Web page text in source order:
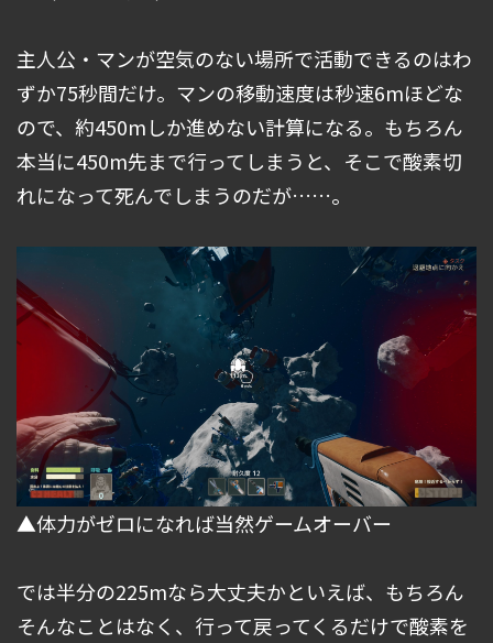
主人公・マンが空気のない場所で活動できるのはわ
ずか75秒間だけ。マンの移動速度は秒速6mほどな
ので、約450mしか進めない計算になる。もちろん
本当に450m先まで行ってしまうと、そこで酸素切
れになって死んでしまうのだが……。
▲体力がゼロになれば当然ゲームオーバー
では半分の225mなら大丈夫かといえば、もちろん
そんなことはなく、行って戻ってくるだけで酸素を